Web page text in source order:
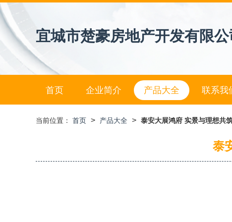
宜城市楚豪房地产开发有限公
首页 企业简介 产品大全 联系我
当前位置： 首页 > 产品大全 > 泰安大展鸿府 实景与理想共
泰